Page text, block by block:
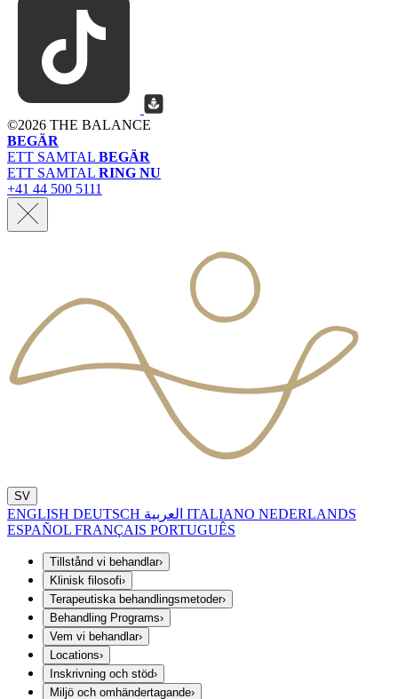
©2026 THE BALANCE
BEGÄR
ETT SAMTAL BEGÄR
ETT SAMTAL RING NU
+41 44 500 5111
SV
ENGLISH DEUTSCH ITALIANO NEDERLANDS
ESPAÑOL FRANÇAIS PORTUGUÊS
Tillstånd vi behandlar›
Klinisk filosofi›
Terapeutiska behandlingsmetoder›
Behandling Programs›
Vem vi behandlar›
Locations›
Inskrivning och stöd›
Miljö och omhändertagande›